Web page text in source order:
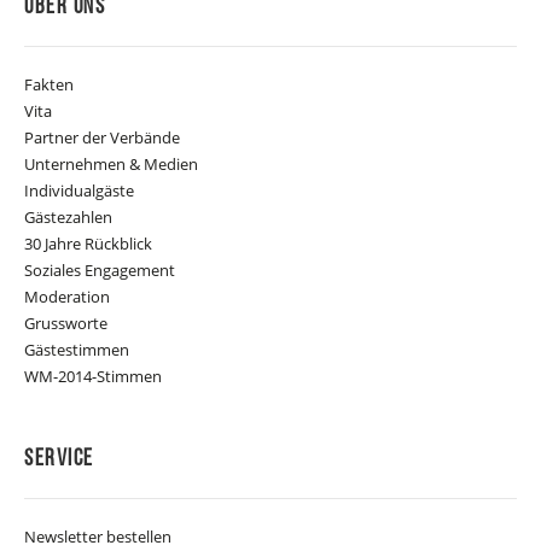
Über Uns
Fakten
Vita
Partner der Verbände
Unternehmen & Medien
Individualgäste
Gästezahlen
30 Jahre Rückblick
Soziales Engagement
Moderation
Grussworte
Gästestimmen
WM-2014-Stimmen
Service
Newsletter bestellen